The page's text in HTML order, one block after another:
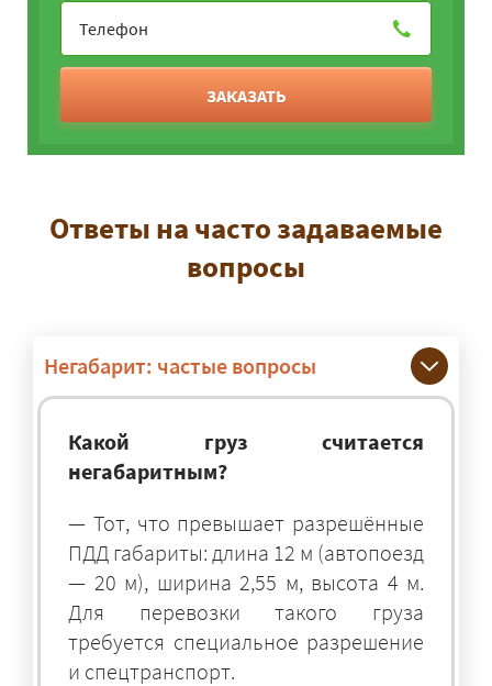
ЗАКАЗАТЬ
Ответы на часто задаваемые
вопросы
Негабарит: частые вопросы
Какой груз считается
негабаритным?
— Тот, что превышает разрешённые
ПДД габариты: длина 12 м (автопоезд
— 20 м), ширина 2,55 м, высота 4 м.
Для перевозки такого груза
требуется специальное разрешение
и спецтранспорт.